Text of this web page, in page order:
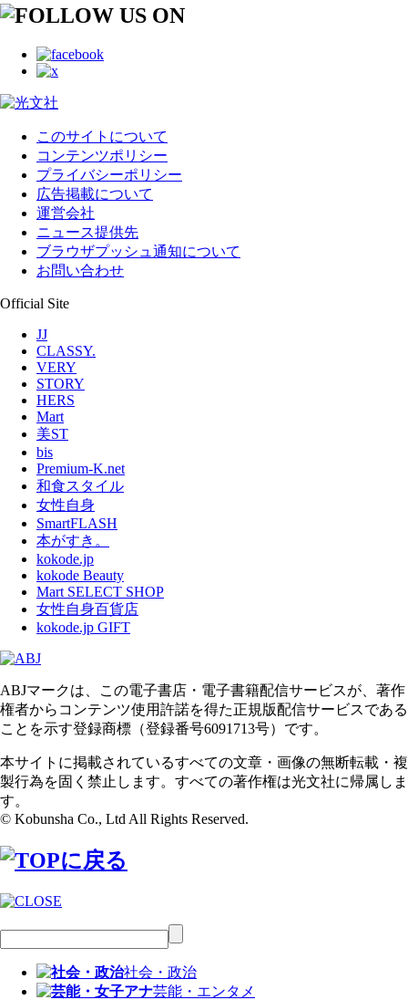
このサイトについて
コンテンツポリシー
プライバシーポリシー
広告掲載について
運営会社
ニュース提供先
ブラウザプッシュ通知について
お問い合わせ
Official Site
JJ
CLASSY.
VERY
STORY
HERS
Mart
美ST
bis
Premium-K.net
和食スタイル
女性自身
SmartFLASH
本がすき。
kokode.jp
kokode Beauty
Mart SELECT SHOP
女性自身百貨店
kokode.jp GIFT
ABJマークは、この電子書店・電子書籍配信サービスが、著作
権者からコンテンツ使用許諾を得た正規版配信サービスである
ことを示す登録商標（登録番号6091713号）です。
本サイトに掲載されているすべての文章・画像の無断転載・複
製行為を固く禁止します。すべての著作権は光文社に帰属しま
す。
© Kobunsha Co., Ltd All Rights Reserved.
社会・政治
芸能・エンタメ